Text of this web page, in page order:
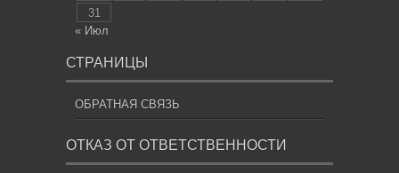
31
« Июл
СТРАНИЦЫ
ОБРАТНАЯ СВЯЗЬ
ОТКАЗ ОТ ОТВЕТСТВЕННОСТИ